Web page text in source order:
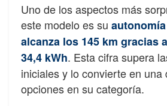
Uno de los aspectos más
este modelo es su
alcanza los 145 km gracias
34,4 kWh. Esta cifra supera
iniciales y lo convierte en una
opciones en su categoría.